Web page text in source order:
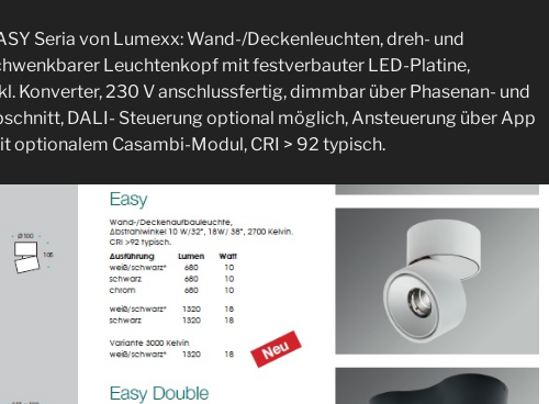
Seria von Lumexx: Wand-/Deckenleuchten, dreh- und
Leuchtenkopf mit festverbauter LED-Platine,
Konverter, 230 V anschlussfertig, dimmbar über Phasenan- und
DALI- Steuerung optional möglich, Ansteuerung über App
optionalem Casambi-Modul, CRI > 92 typisch.